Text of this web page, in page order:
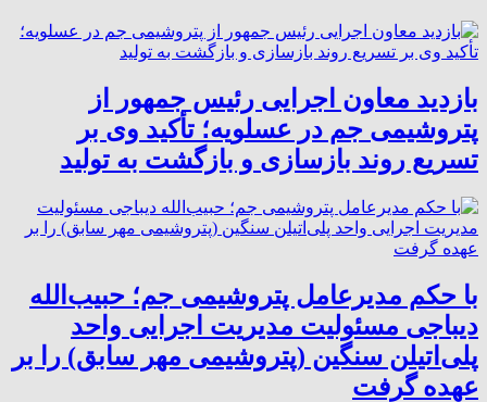
بازدید معاون اجرایی رئیس جمهور از
پتروشیمی جم در عسلویه؛ تأکید وی بر
تسریع روند بازسازی و بازگشت به تولید
با حکم مدیرعامل پتروشیمی جم؛ حبیب‌الله
دیباجی مسئولیت مدیریت اجرایی واحد
پلی‌اتیلن سنگین (پتروشیمی مهر سابق) را بر
عهده گرفت